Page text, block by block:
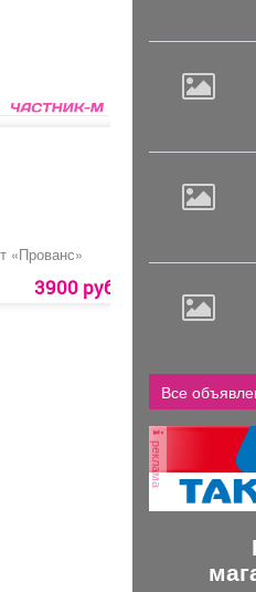
«Прованс»
3900 руб.
ледового
Все
реклама